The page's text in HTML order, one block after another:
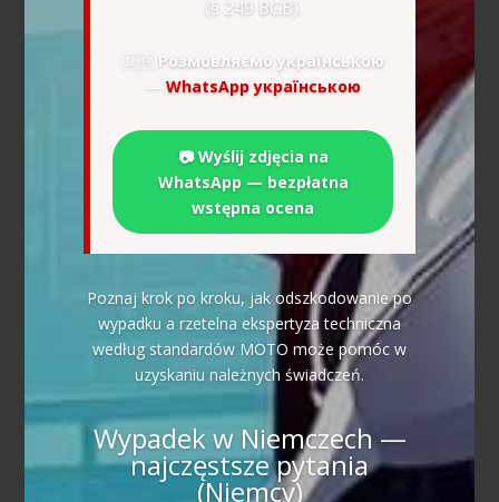
(§ 249 BGB).
🇺🇦 Розмовляємо українською
— WhatsApp українською
📷 Wyślij zdjęcia na
WhatsApp — bezpłatna
wstępna ocena
Poznaj krok po kroku, jak odszkodowanie po
wypadku a rzetelna ekspertyza techniczna
według standardów MOTO może pomóc w
uzyskaniu należnych świadczeń.
Wypadek w Niemczech —
najczęstsze pytania
(Niemcy)